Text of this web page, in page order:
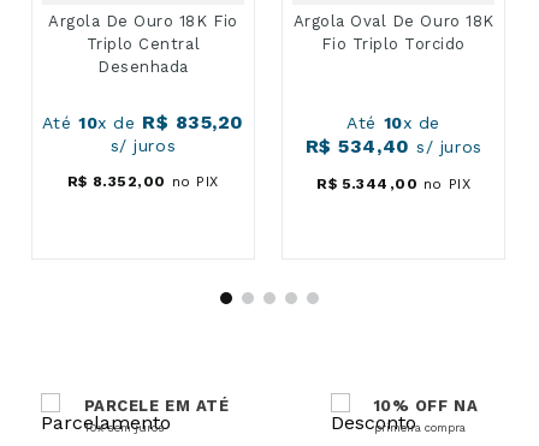
Argola De Ouro 18K Fio
Triplo Central
Desenhada
Até 10x de
835 20s/ juros
R$ 8.352, 00 no PIX
Argola Oval De Ouro 18K
Fio Triplo Torcido
Até10x de
R$ 534,40 s/ juros
R$ 5.344 ,00 no PIX
PARCELE EM ATÉ
10x sem juros
10% OFF NA
primeira compra